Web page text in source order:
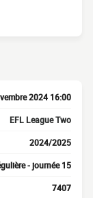
2024 16:00
EFL League Two
2024/2025
- journée 15
7407